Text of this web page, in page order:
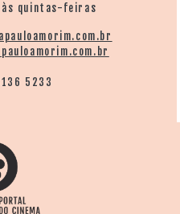
às quintas-feiras
5233